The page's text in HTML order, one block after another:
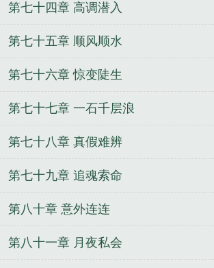
第七十四章 高调潜入
第七十五章 顺风顺水
第七十六章 惊变陡生
第七十七章 一石千层浪
第七十八章 真假难辨
第七十九章 追魂索命
第八十章 意外连连
第八十一章 月夜私会